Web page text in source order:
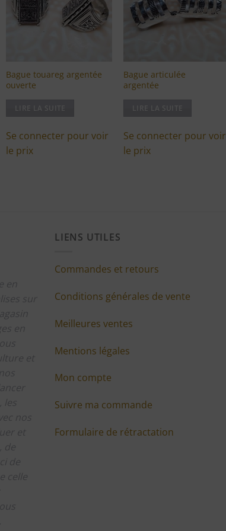
liste
d'envies
Bague touareg argentée
ouverte
Se connecter pour voir
le prix
liste
d'envies
Bague articulée
argentée
Se connecter pour voir
le prix
LIENS UTILES
Commandes et retours
Conditions générales de vente
Meilleures ventes
Mentions légales
Mon compte
Suivre ma commande
Formulaire de rétractation